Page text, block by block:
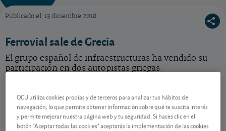
Publicado el 13 diciembre 2018
Ferrovial sale de Grecia
El grupo español de infraestructuras ha vendido su
participación en dos autopistas griegas.
NL0015001FS8
07/08/2026 Madrid
0,26 EUR (0,46 %)
OCU utiliza cookies propias y de terceros para analizar tus hábitos de
navegación, lo que permite obtener información sobre qué te suscita interés
y permite mejorar nuestra página web y tu seguridad. Si haces clic en el
botón "Aceptar todas las cookies" aceptarás la implementación de las cookies